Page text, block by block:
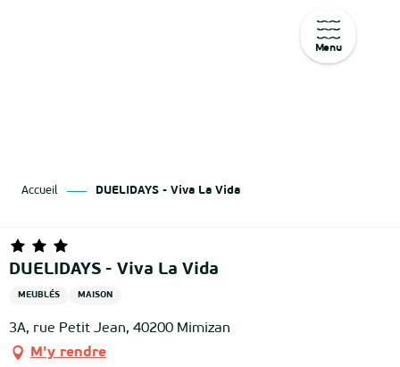
Menu
Accueil DUELIDAYS - Viva La Vida
DUELIDAYS - Viva La Vida
MEUBLÉS MAISON
3A, rue Petit Jean, 40200 Mimizan
M'y rendre